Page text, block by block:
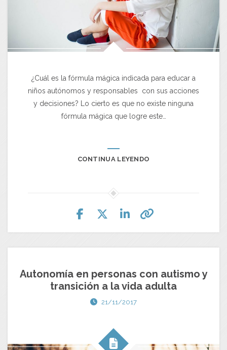
¿Cuál es la fórmula mágica indicada para educar a
niños autónomos y responsables con sus acciones
y decisiones? Lo cierto es que no existe ninguna
fórmula mágica que logre este…
CONTINUA LEYENDO
Autonomía en personas con autismo y
transición a la vida adulta
21/11/2017